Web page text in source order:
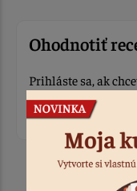
Ohodnotiť
Prihláste sa, ak
Prihlásiť sa